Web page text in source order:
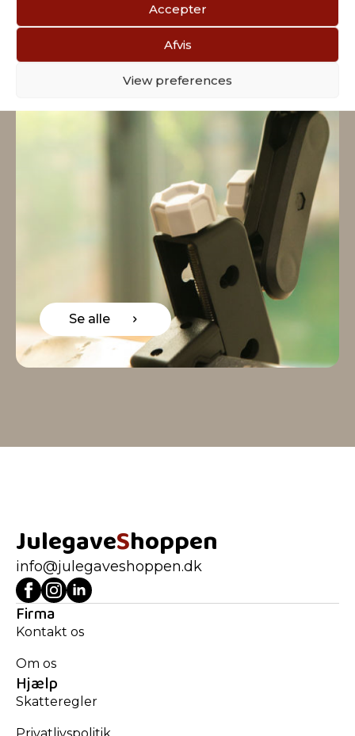
Accepter
Afvis
View preferences
Se alle
JulegaveShoppen
info@julegaveshoppen.dk
Firma
Kontakt os
Om os
Hjælp
Skatteregler